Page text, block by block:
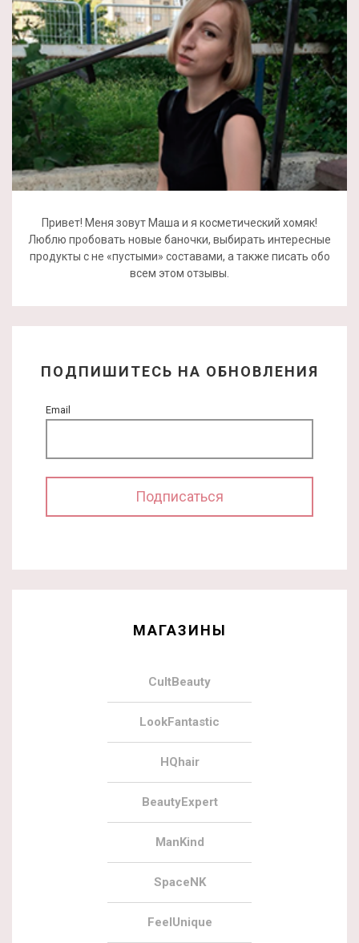
Привет! Меня зовут Маша и я косметический хомяк!
Люблю пробовать новые баночки, выбирать интересные
продукты с не «пустыми» составами, а также писать обо
всем этом отзывы.
ПОДПИШИТЕСЬ НА ОБНОВЛЕНИЯ
Email
МАГАЗИНЫ
CultBeauty
LookFantastic
HQhair
BeautyExpert
ManKind
SpaceNK
FeelUnique